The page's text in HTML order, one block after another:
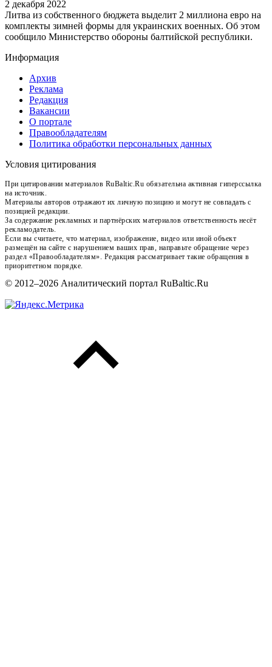
2 декабря 2022
Литва из собственного бюджета выделит 2 миллиона евро на
комплекты зимней формы для украинских военных. Об этом
сообщило Министерство обороны балтийской республики.
Информация
Архив
Реклама
Редакция
Вакансии
О портале
Правообладателям
Политика обработки персональных данных
Условия цитирования
При цитировании материалов RuBaltic.Ru обязательна активная гиперссылка
на источник.
Материалы авторов отражают их личную позицию и могут не совпадать с
позицией редакции.
За содержание рекламных и партнёрских материалов ответственность несёт
рекламодатель.
Если вы считаете, что материал, изображение, видео или иной объект
размещён на сайте с нарушением ваших прав, направьте обращение через
раздел «Правообладателям». Редакция рассматривает такие обращения в
приоритетном порядке.
© 2012–2026 Аналитический портал RuBaltic.Ru